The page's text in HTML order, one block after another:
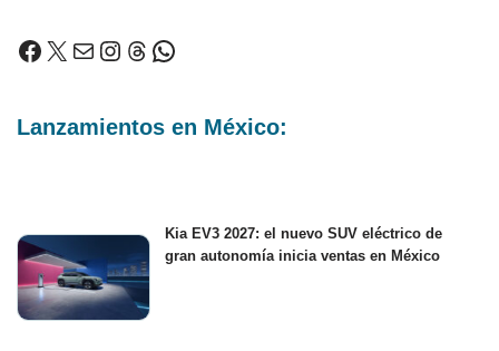
Lanzamientos en México:
Kia EV3 2027: el nuevo SUV eléctrico de
gran autonomía inicia ventas en México